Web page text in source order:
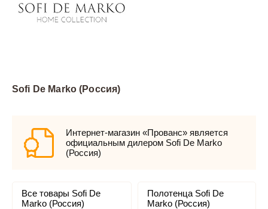
Sofi De Marko (Россия)
Интернет-магазин «Прованс» является
официальным дилером Sofi De Marko
(Россия)
Все товары Sofi De
Marko (Россия)
Полотенца Sofi De
Marko (Россия)